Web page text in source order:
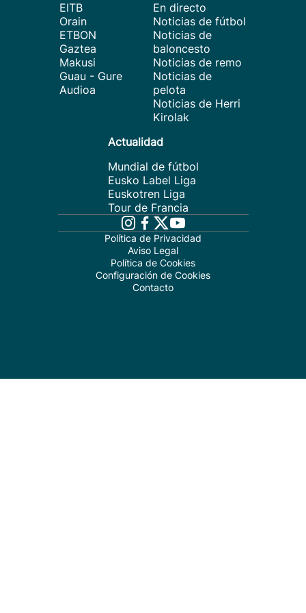
EITB
Orain
ETBON
Gaztea
Makusi
Guau - Gure
Audioa
En directo
Noticias de fútbol
Noticias de
baloncesto
Noticias de remo
Noticias de
pelota
Noticias de Herri
Kirolak
Actualidad
Mundial de fútbol
Eusko Label Liga
Euskotren Liga
Tour de Francia
Política de Privacidad
Aviso Legal
Política de Cookies
Configuración de Cookies
Contacto